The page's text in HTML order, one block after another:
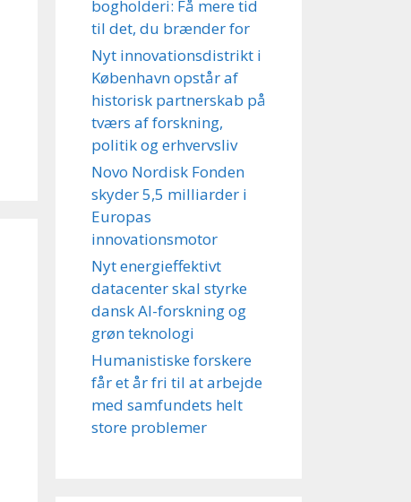
bogholderi: Få mere tid
til det, du brænder for
Nyt innovationsdistrikt i
København opstår af
historisk partnerskab på
tværs af forskning,
politik og erhvervsliv
Novo Nordisk Fonden
skyder 5,5 milliarder i
Europas
innovationsmotor
Nyt energieffektivt
datacenter skal styrke
dansk AI-forskning og
grøn teknologi
Humanistiske forskere
får et år fri til at arbejde
med samfundets helt
store problemer